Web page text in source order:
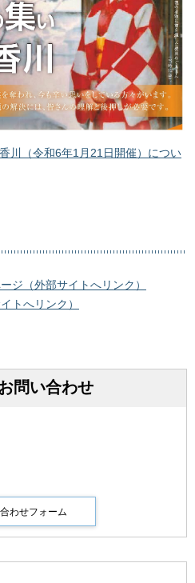
川（令和6年1月21日開催）につい
（外部サイトへリンク）
トへリンク）
問い合わせ